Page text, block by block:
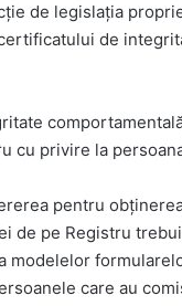
de legislația
de
cu privire la
pentru
de pe Registru
modelelor
care au